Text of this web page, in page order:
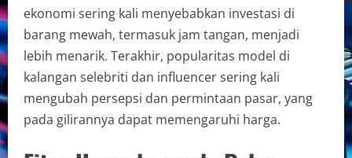
ekonomi sering kali menyebabkan investasi di
barang mewah, termasuk jam tangan, menjadi
lebih menarik. Terakhir, popularitas model di
kalangan selebriti dan influencer sering kali
mengubah persepsi dan permintaan pasar, yang
pada gilirannya dapat memengaruhi harga.